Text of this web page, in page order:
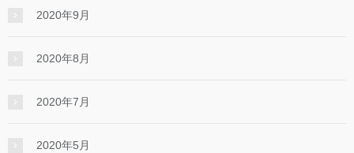
2020年9月
2020年8月
2020年7月
2020年5月